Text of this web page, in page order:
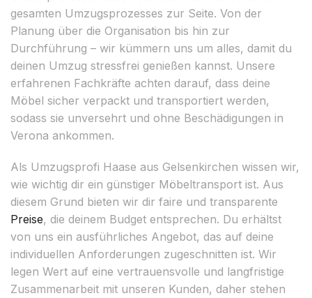
gesamten Umzugsprozesses zur Seite. Von der
Planung über die Organisation bis hin zur
Durchführung – wir kümmern uns um alles, damit du
deinen Umzug stressfrei genießen kannst. Unsere
erfahrenen Fachkräfte achten darauf, dass deine
Möbel sicher verpackt und transportiert werden,
sodass sie unversehrt und ohne Beschädigungen in
Verona ankommen.
Als Umzugsprofi Haase aus Gelsenkirchen wissen wir,
wie wichtig dir ein günstiger Möbeltransport ist. Aus
diesem Grund bieten wir dir faire und transparente
Preise, die deinem Budget entsprechen. Du erhältst
von uns ein ausführliches Angebot, das auf deine
individuellen Anforderungen zugeschnitten ist. Wir
legen Wert auf eine vertrauensvolle und langfristige
Zusammenarbeit mit unseren Kunden, daher stehen